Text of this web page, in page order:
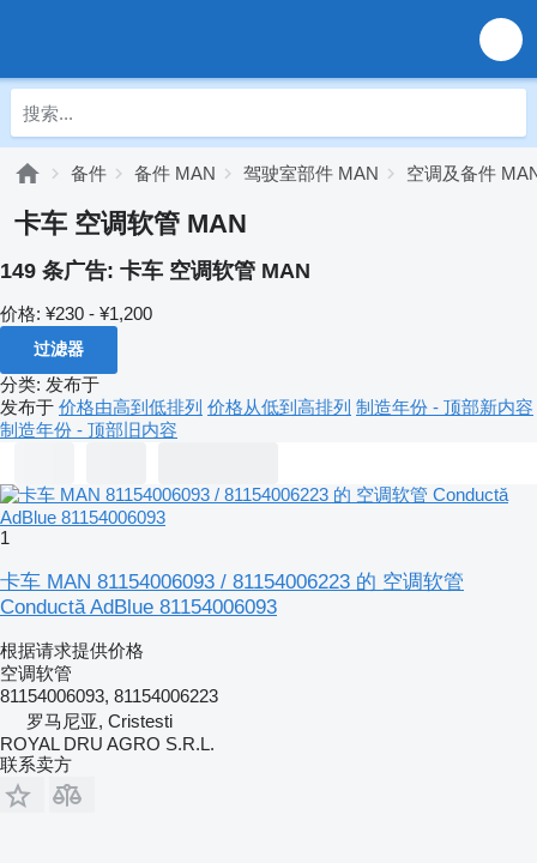
备件 备件 MAN 驾驶室部件 MAN 空调及备件
卡车 空调软管 MAN
149 条广告: 卡车 空调软管 MAN
价格: ¥230 - ¥1,200
过滤器
分类: 发布于
发布于 价格由高到低排列 价格从低到高排列 制造年份 - 顶部新内容
制造年份 - 顶部旧内容
1
卡车 MAN 81154006093 / 81154006223 的 空调软管
Conductă AdBlue 81154006093
根据请求提供价格
空调软管
81154006093, 81154006223
罗马尼亚, Cristesti
ROYAL DRU AGRO S.R.L.
联系卖方